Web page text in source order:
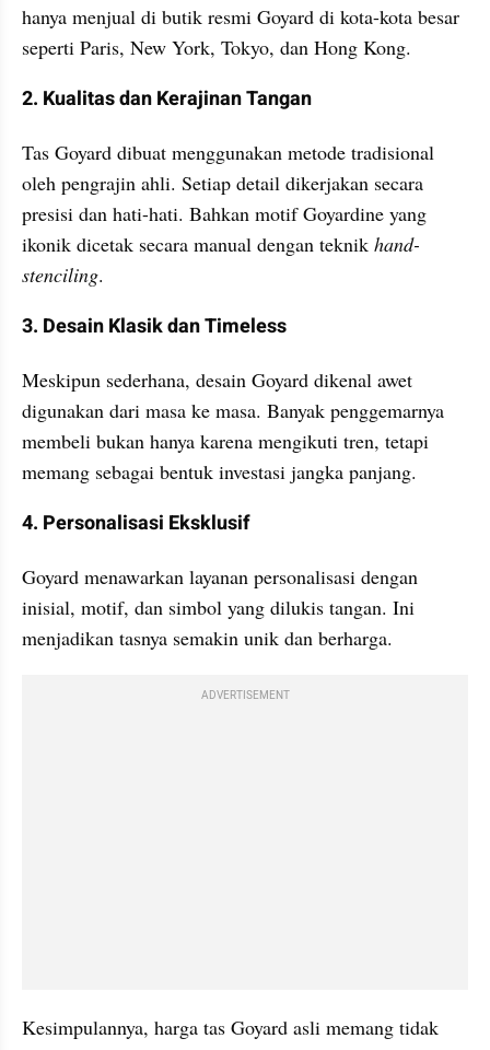
hanya menjual di butik resmi Goyard di kota-kota besar
seperti Paris, New York, Tokyo, dan Hong Kong.
2. Kualitas dan Kerajinan Tangan
Tas Goyard dibuat menggunakan metode tradisional
oleh pengrajin ahli. Setiap detail dikerjakan secara
presisi dan hati-hati. Bahkan motif Goyardine yang
ikonik dicetak secara manual dengan teknik hand-
stenciling.
3. Desain Klasik dan Timeless
Meskipun sederhana, desain Goyard dikenal awet
digunakan dari masa ke masa. Banyak penggemarnya
membeli bukan hanya karena mengikuti tren, tetapi
memang sebagai bentuk investasi jangka panjang.
4. Personalisasi Eksklusif
Goyard menawarkan layanan personalisasi dengan
inisial, motif, dan simbol yang dilukis tangan. Ini
menjadikan tasnya semakin unik dan berharga.
ADVERTISEMENT
Kesimpulannya, harga tas Goyard asli memang tidak